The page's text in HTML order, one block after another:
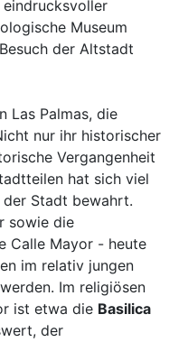
eindrucksvoller
Museum
der Altstadt
Las Palmas, die
nur ihr historischer
Vergangenheit
hat sich viel
Stadt bewahrt.
sowie die
Calle Mayor - heute
im relativ jungen
Im religiösen
ist etwa die Basilica
der